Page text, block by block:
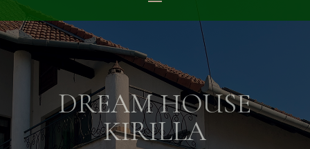
DREAM HOUSE
KIRILLA